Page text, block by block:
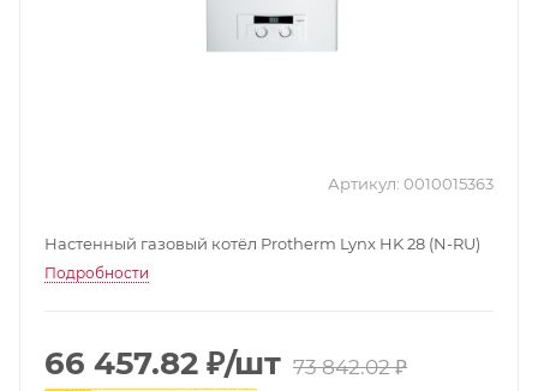
Артикул: 0010015363
Настенный газовый котёл Protherm Lynx HK 28 (N-RU)
Подробности
66 457.82 ₽/шт 73 842.02₽